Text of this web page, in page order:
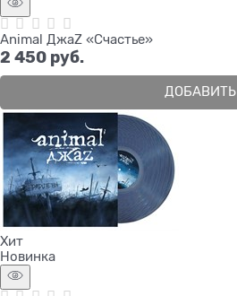
Animal ДжаZ «Счастье»
2 450 руб.
ДОБАВИТЬ
Хит
Новинка